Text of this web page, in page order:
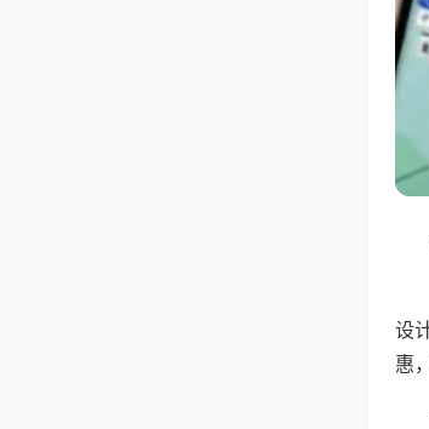
设
惠